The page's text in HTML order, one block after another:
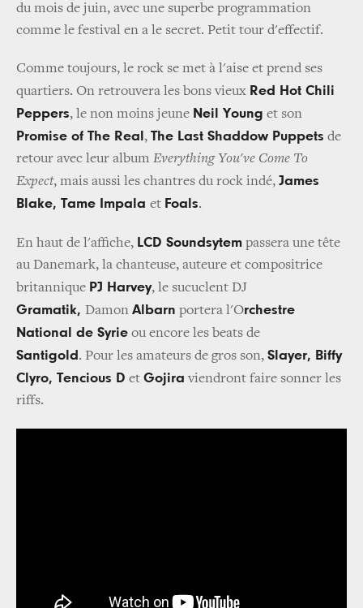
du mois de juin, avec une superbe programmation
comme le festival en a le secret. Petit tour d'effectif.
Comme toujours, le rock se met à l'aise et prend ses
quartiers. On retrouvera les bons vieux Red Hot Chili
Peppers, le non moins jeune Neil Young et son
Promise of The Real , The Last Shaddow Puppets de
retour avec leur album Everything You've Come To
Expect, mais aussi les chantres du rock indé, James
Blake, Tame Impala et Foals.
En haut de l'affiche, LCD Soundsytem passera une tête
au Danemark, la chanteuse, auteure et compositrice
britannique PJ Harvey, le sucuclent DJ
Gramatik, Damon Albarn portera l'Orchestre
National de Syrie ou encore les beats de
Santigold . Pour les amateurs de gros son, Slayer, Biffy
Clyro, Tencious D et Gojira viendront faire sonner les
riffs.